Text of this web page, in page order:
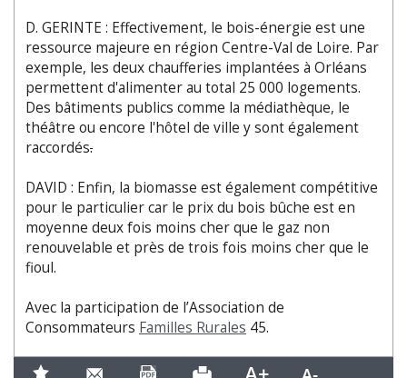
D. GERINTE : Effectivement, le bois-énergie est une
ressource majeure en région Centre-Val de Loire. Par
exemple, les deux chaufferies implantées à Orléans
permettent d'alimenter au total 25 000 logements.
Des bâtiments publics comme la médiathèque, le
théâtre ou encore l'hôtel de ville y sont également
raccordés.
DAVID : Enfin, la biomasse est également compétitive
pour le particulier car le prix du bois bûche est en
moyenne deux fois moins cher que le gaz non
renouvelable et près de trois fois moins cher que le
fioul.
Avec la participation de l’Association de
Consommateurs Familles Rurales 45.